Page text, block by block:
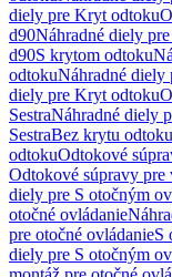
diely pre Kryt odtoku
d90Náhradné diely
d90S krytom odtoku
odtokuNáhradné diely
diely pre Kryt odtoku
SestraNáhradné diely
SestraBez krytu odtoku
odtokuOdtokové
Odtokové súpravy pre
diely pre S otočným
otočné ovládanie
pre otočné ovládanieS
diely pre S otočným